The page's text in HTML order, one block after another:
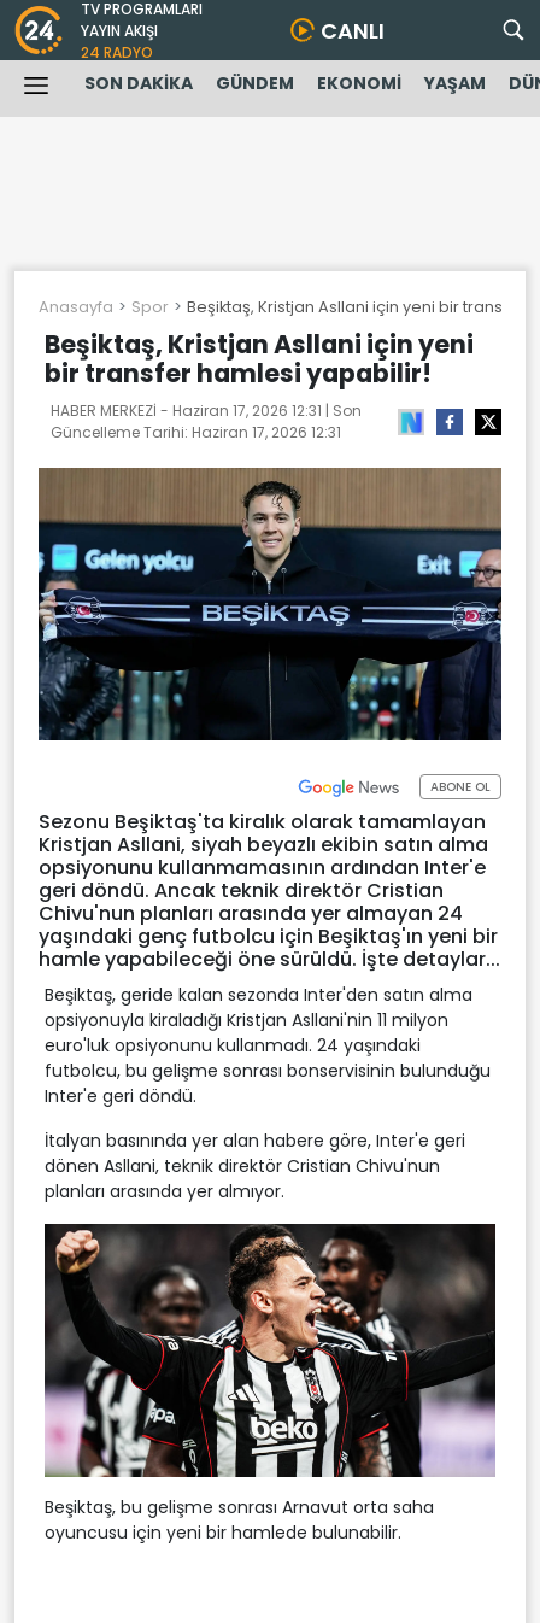
TV PROGRAMLARI
YAYIN AKIŞI
24 RADYO
CANLI
SON DAKİKA GÜNDEM EKONOMİ YAŞAM
Anasayfa Spor Beşiktaş, Kristjan Asllani için yeni bir transfer
Beşiktaş, Kristjan Asllani için yeni
bir transfer hamlesi yapabilir!
HABER MERKEZİ - Haziran 17, 2026 12:31 | Son
Güncelleme Tarihi: Haziran 17, 2026 12:31
ABONE OL
Sezonu Beşiktaş'ta kiralık olarak tamamlayan
Kristjan Asllani, siyah beyazlı ekibin satın alma
opsiyonunu kullanmamasının ardından Inter'e
geri döndü. Ancak teknik direktör Cristian
Chivu'nun planları arasında yer almayan 24
yaşındaki genç futbolcu için Beşiktaş'ın yeni bir
hamle yapabileceği öne sürüldü. İşte detaylar...
Beşiktaş, geride kalan sezonda Inter'den satın alma
opsiyonuyla kiraladığı Kristjan Asllani'nin 11 milyon
euro'luk opsiyonunu kullanmadı. 24 yaşındaki
futbolcu, bu gelişme sonrası bonservisinin bulunduğu
Inter'e geri döndü.
İtalyan basınında yer alan habere göre, Inter'e geri
dönen Asllani, teknik direktör Cristian Chivu'nun
planları arasında yer almıyor.
Beşiktaş, bu gelişme sonrası Arnavut orta saha
oyuncusu için yeni bir hamlede bulunabilir.